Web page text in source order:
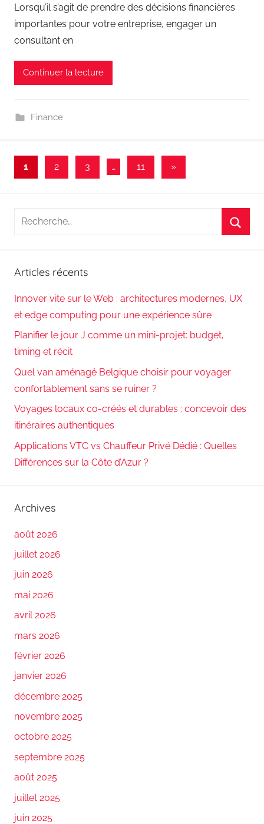
Lorsqu’il s’agit de prendre des décisions financières
importantes pour votre entreprise, engager un
consultant en
Continuer la lecture
Finance
Pagination
1 2 3 … 11
Articles
»
Recherche
Articles récents
Innover vite sur le Web : architectures modernes, UX
et edge computing pour une expérience sûre
Planifier le jour J comme un mini-projet: budget,
timing et récit
Quel van aménagé Belgique choisir pour voyager
confortablement sans se ruiner ?
Voyages locaux co-créés et durables : concevoir des
itinéraires authentiques
Applications VTC vs Chauffeur Privé Dédié : Quelles
Différences sur la Côte d’Azur ?
Archives
août 2026
juillet 2026
juin 2026
mai 2026
avril 2026
mars 2026
février 2026
janvier 2026
décembre 2025
novembre 2025
octobre 2025
septembre 2025
août 2025
juillet 2025
juin 2025